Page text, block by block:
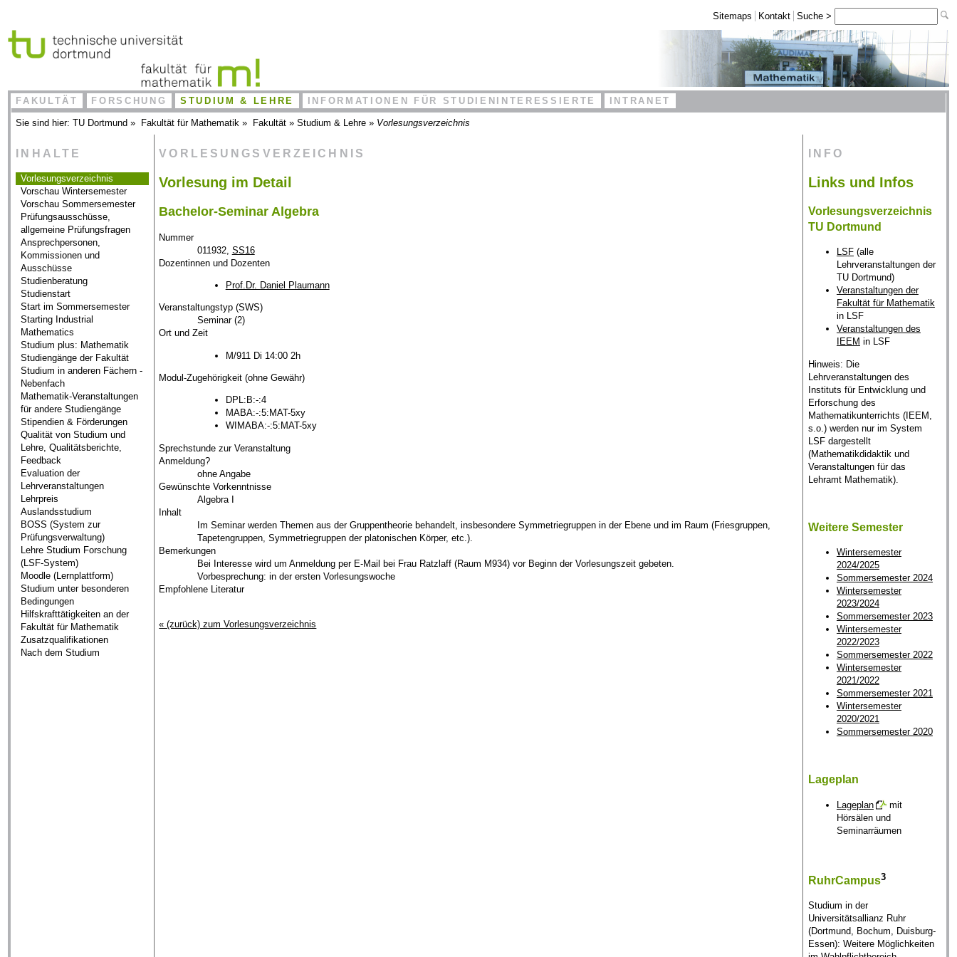
Sitemaps Kontakt Suche >
FAKULTÄT FORSCHUNG STUDIUM & LEHRE INFORMATIONEN FÜR STUDIENINTERESSIERTE INTRANET
Sie sind hier:TU Dortmund » Fakultät für Mathematik » Fakultät »Studium & Lehre » Vorlesungsverzeichnis
INHALTE
Vorlesungsverzeichnis
Vorschau Wintersemester
Vorschau Sommersemester
Prüfungsausschüsse,
allgemeine Prüfungsfragen
Ansprechpersonen,
Kommissionen und
Ausschüsse
Studienberatung
Studienstart
Start im Sommersemester
Starting Industrial
Mathematics
Studium plus: Mathematik
Studiengänge der Fakultät
Studium in anderen Fächern -
Nebenfach
Mathematik-Veranstaltungen
für andere Studiengänge
Stipendien & Förderungen
Qualität von Studium und
Lehre, Qualitätsberichte,
Feedback
Evaluation der
Lehrveranstaltungen
Lehrpreis
Auslandsstudium
BOSS (System zur
Prüfungsverwaltung)
Lehre Studium Forschung
(LSF-System)
Moodle (Lernplattform)
Studium unter besonderen
Bedingungen
Hilfskrafttätigkeiten an der
Fakultät für Mathematik
Zusatzqualifikationen
Nach dem Studium
VORLESUNGSVERZEICHNIS
Vorlesung im Detail
Bachelor-Seminar Algebra
Nummer
011932, SS16
Dozentinnen und Dozenten
Prof.Dr. Daniel Plaumann
Veranstaltungstyp (SWS)
Seminar (2)
Ort und Zeit
M/911 Di 14:00 2h
Modul-Zugehörigkeit (ohne Gewähr)
DPL:B:-:4
MABA:-:5:MAT-5xy
WIMABA:-:5:MAT-5xy
Sprechstunde zur Veranstaltung
Anmeldung?
ohne Angabe
Gewünschte Vorkenntnisse
Algebra I
Inhalt
Im Seminar werden Themen aus der Gruppentheorie behandelt, insbesondere Symmetriegruppen in der Ebene und im Raum (Friesgruppen,
Tapetengruppen, Symmetriegruppen der platonischen Körper, etc.).
Bemerkungen
Bei Interesse wird um Anmeldung per E-Mail bei Frau Ratzlaff (Raum M934) vor Beginn der Vorlesungszeit gebeten.
Vorbesprechung: in der ersten Vorlesungswoche
Empfohlene Literatur
« (zurück) zum Vorlesungsverzeichnis
INFO
Links und Infos
Vorlesungsverzeichnis
TU Dortmund
LSF(alle
Lehrveranstaltungen der
TU Dortmund)
Veranstaltungen der
Fakultät für Mathematik
in LSF
Veranstaltungen des
IEEM in LSF
Hinweis: Die
Lehrveranstaltungen des
Instituts für Entwicklung und
Erforschung des
Mathematikunterrichts (IEEM,
s.o.) werden nur im System
LSF dargestellt
(Mathematikdidaktik und
Veranstaltungen für das
Lehramt Mathematik).
Weitere Semester
Wintersemester
2024/2025
Sommersemester 2024
Wintersemester
2023/2024
Sommersemester 2023
Wintersemester
2022/2023
Sommersemester 2022
Wintersemester
2021/2022
Sommersemester 2021
Wintersemester
2020/2021
Sommersemester 2020
Lageplan
Lageplan
mit
Hörsälen und
Seminarräumen
RuhrCampus3
Studium in der
Universitätsallianz Ruhr
(Dortmund, Bochum, Duisburg-
Essen): Weitere Möglichkeiten